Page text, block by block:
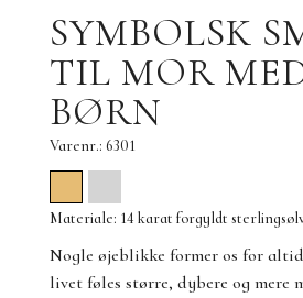
SYMBOLSK
TIL MOR
BØRN
Varenr.: 6301
Materiale: 14 karat forgyldt
Nogle øjeblikke former os for
livet føles større, dybere og mere